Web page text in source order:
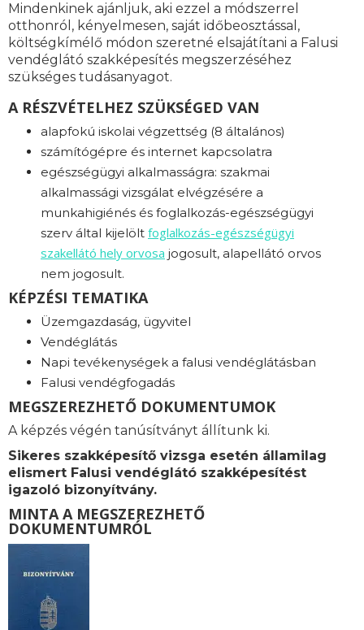
Mindenkinek ajánljuk, aki ezzel a módszerrel
otthonról, kényelmesen, saját időbeosztással,
költségkímélő módon szeretné elsajátítani a Falusi
vendéglátó szakképesítés megszerzéséhez
szükséges tudásanyagot.
A RÉSZVÉTELHEZ SZÜKSÉGED VAN
alapfokú iskolai végzettség (8 általános)
számítógépre és internet kapcsolatra
egészségügyi alkalmasságra: szakmai
alkalmassági vizsgálat elvégzésére a
munkahigiénés és foglalkozás-egészségügyi
szerv által kijelölt foglalkozás-egészségügyi
szakellátó hely orvosa jogosult, alapellátó orvos
nem jogosult.
KÉPZÉSI TEMATIKA
Üzemgazdaság, ügyvitel
Vendéglátás
Napi tevékenységek a falusi vendéglátásban
Falusi vendégfogadás
MEGSZEREZHETŐ DOKUMENTUMOK
A képzés végén tanúsítványt állítunk ki.
Sikeres szakképesítő vizsga esetén államilag
elismert Falusi vendéglátó szakképesítést
igazoló bizonyítvány.
MINTA A MEGSZEREZHETŐ
DOKUMENTUMRÓL